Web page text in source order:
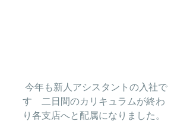
す　二日間のカリキュラムが終わ
り各支店へと配属になりました。